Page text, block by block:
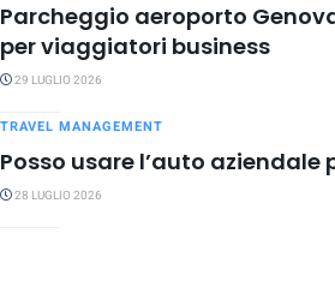
Parcheggio aeroporto
per viaggiatori business
29 LUGLIO 2026
TRAVEL MANAGEMENT
Posso usare l’auto aziendale
28 LUGLIO 2026